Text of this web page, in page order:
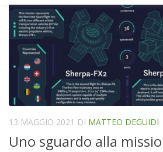
13 MAGGIO 2021 DI MATTEO DEGUIDI
Uno sguardo alla